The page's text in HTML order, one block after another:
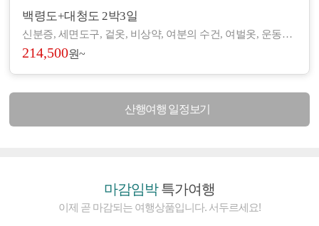
백령도+대청도 2박3일
신분증, 세면도구, 겉옷, 비상약, 여분의 수건, 여벌옷, 운동화, 간편한 복장 등 - 도서/산간 지역으로 숙박 및 편의시설이 열악하여, 세면도구, 헤어드라이기 등이 제공되지 않습니다. (숙소에 따라 헤어드라이기가 비치된 곳도 있습니다.) - 아침/저녁으로 기온차가 있기 때문에 걸칠만한 겉옷을 준비해 주시기 바랍니다. - 장기적으로 복용하고 계신 약이 있으시면, 여유 있게 준비하시기 바랍니다. - 숙소 별로 수건은 하루에 1장씩 제공되나, 여분으로 하나씩 더 챙겨 오시면 좋습니다.
214,500원~
산행여행 일정보기
마감임박특가여행
이제 곧 마감되는 여행상품입니다. 서두르세요!